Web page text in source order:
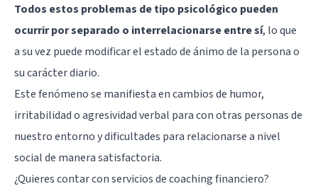
Todos estos problemas de tipo psicológico pueden
ocurrir por separado o interrelacionarse entre sí, lo que
a su vez puede modificar el estado de ánimo de la persona o
su carácter diario.
Este fenómeno se manifiesta en cambios de humor,
irritabilidad o agresividad verbal para con otras personas de
nuestro entorno y dificultades para relacionarse a nivel
social de manera satisfactoria.
¿Quieres contar con servicios de coaching financiero?